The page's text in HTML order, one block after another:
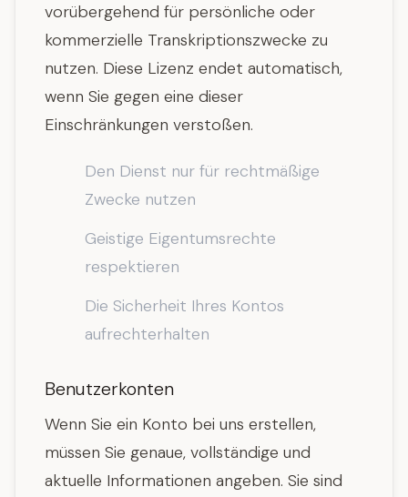
vorübergehend für persönliche oder
kommerzielle Transkriptionszwecke zu
nutzen. Diese Lizenz endet automatisch,
wenn Sie gegen eine dieser
Einschränkungen verstoßen.
Den Dienst nur für rechtmäßige
Zwecke nutzen
Geistige Eigentumsrechte
respektieren
Die Sicherheit Ihres Kontos
aufrechterhalten
Benutzerkonten
Wenn Sie ein Konto bei uns erstellen,
müssen Sie genaue, vollständige und
aktuelle Informationen angeben. Sie sind